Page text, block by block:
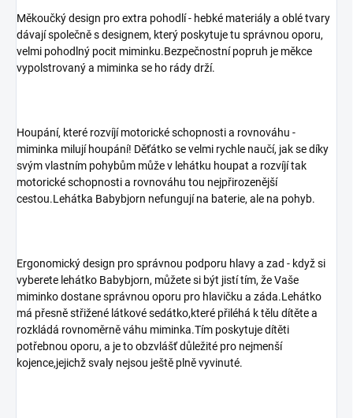
Měkoučký design pro extra pohodlí - hebké materiály a oblé tvary
dávají společně s designem, který poskytuje tu správnou oporu,
velmi pohodlný pocit miminku.Bezpečnostní popruh je měkce
vypolstrovaný a miminka se ho rády drží.
Houpání, které rozvíjí motorické schopnosti a rovnováhu -
miminka milují houpání! Děťátko se velmi rychle naučí, jak se díky
svým vlastním pohybům může v lehátku houpat a rozvíjí tak
motorické schopnosti a rovnováhu tou nejpřirozenější
cestou.Lehátka Babybjorn nefungují na baterie, ale na pohyb.
Ergonomický design pro správnou podporu hlavy a zad - když si
vyberete lehátko Babybjorn, můžete si být jistí tím, že Vaše
miminko dostane správnou oporu pro hlavičku a záda.Lehátko
má přesně střižené látkové sedátko,které přiléhá k tělu dítěte a
rozkládá rovnoměrně váhu miminka.Tím poskytuje dítěti
potřebnou oporu, a je to obzvlášť důležité pro nejmenší
kojence,jejichž svaly nejsou ještě plně vyvinuté.